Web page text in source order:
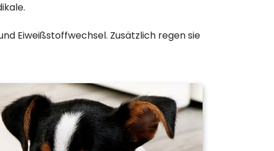
Eiweißstoffwechsel. Zusätzlich regen sie